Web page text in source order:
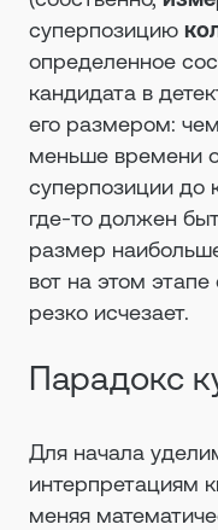
суперпозицию
определенное
кандидата в
его размером:
меньше времени
суперпозиции до
где-то должен
размер
вот на этом
резко исчезает.
Парадокс
Для начала
интерпретациям
меняя